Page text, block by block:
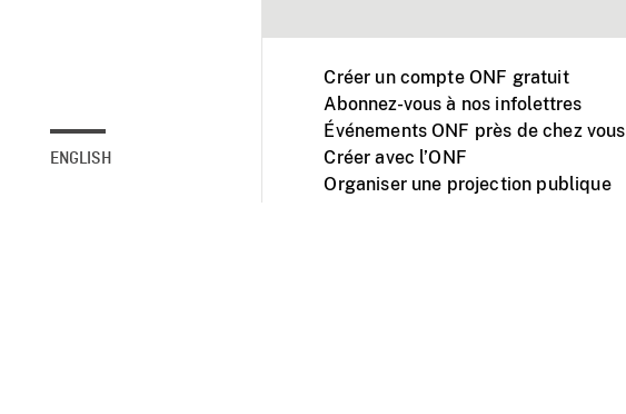
ENGLISH
Créer un compte ONF gratuit
Abonnez-vous à nos infolettres
Événements ONF près de chez vous
Créer avec l’ONF
Organiser une projection publique